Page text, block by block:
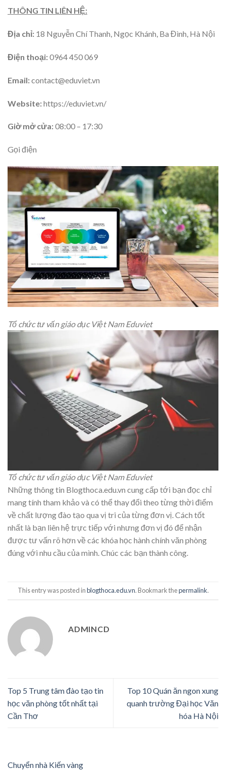
THÔNG TIN LIÊN HỆ:
Địa chỉ: 18 Nguyễn Chí Thanh, Ngọc Khánh, Ba Đình, Hà Nội
Điện thoại:0964 450 069
Email:contact@eduviet.vn
Website:https://eduviet.vn/
Giờ mở cửa:08:00 – 17:30
Gọi điện
Tổ chức tư vấn giáo dục Việt Nam Eduviet
Tổ chức tư vấn giáo dục Việt Nam Eduviet
Những thông tin Blogthoca.edu.vn cung cấp tới bạn đọc chỉ
mang tính tham khảo và có thể thay đổi theo từng thời điểm
về chất lượng đào tạo qua vị tri của từng đơn vị. Cách tốt
nhất là bạn liên hệ trực tiếp với nhưng đơn vị đó để nhận
được tư vấn rõ hơn về các khóa học hành chính văn phòng
đúng với nhu cầu của mình. Chúc các bạn thành công.
This entry was posted inblogthoca.edu.vn. Bookmark thepermalink.
ADMINCD
Top 5 Trung tâm đào tạo tin
học văn phòng tốt nhất tại
Cần Thơ
Top 10 Quán ăn ngon xung
quanh trường Đại học Văn
hóa Hà Nội
Chuyển nhà Kiến vàng